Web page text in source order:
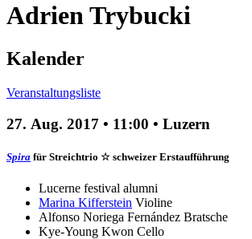
AdrienTrybucki
Kalender
Veranstaltungsliste
27. Aug. 2017 • 11:00 • Luzern
Spira für Streichtrio ☆ schweizer Erstaufführung
Lucerne festival alumni
Marina Kifferstein Violine
Alfonso Noriega Fernández Bratsche
Kye-Young Kwon Cello